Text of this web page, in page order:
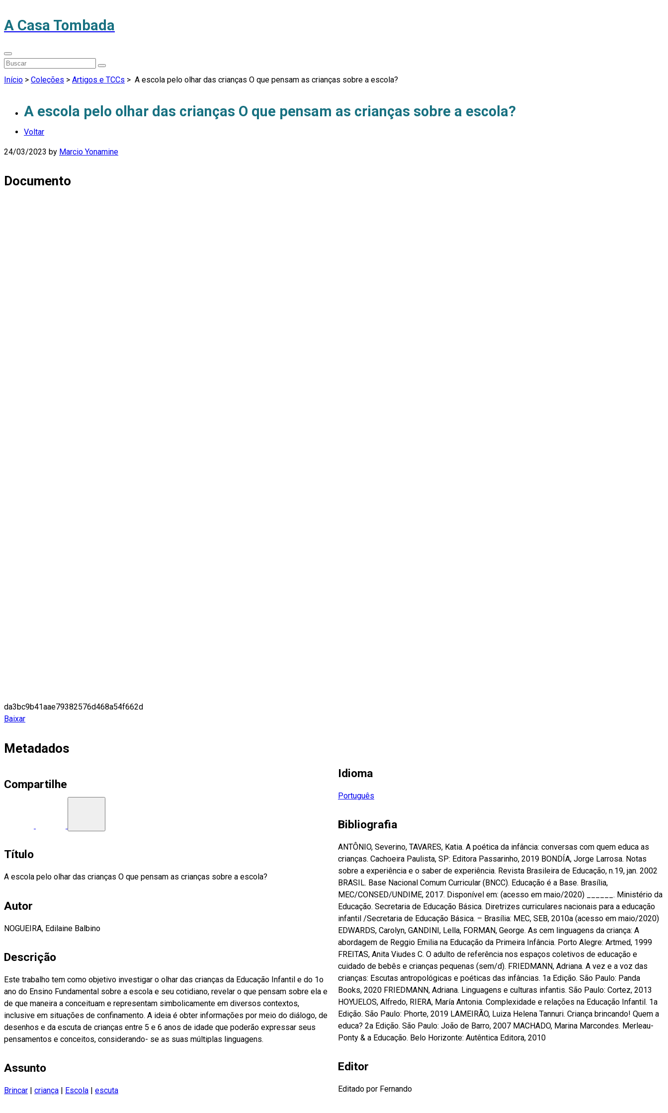
A Casa Tombada
Início > Coleções > Artigos e TCCs > A escola pelo olhar das crianças O que pensam as crianças sobre a escola?
A escola pelo olhar das crianças O que pensam as crianças sobre a escola?
Voltar
24/03/2023 by Marcio Yonamine
Documento
da3bc9b41aae79382576d468a54f662d
Baixar
Metadados
Compartilhe
Título
A escola pelo olhar das crianças O que pensam as crianças sobre a escola?
Autor
NOGUEIRA, Edilaine Balbino
Descrição
Este trabalho tem como objetivo investigar o olhar das crianças da Educação Infantil e do 1o
ano do Ensino Fundamental sobre a escola e seu cotidiano, revelar o que pensam sobre ela e
de que maneira a conceituam e representam simbolicamente em diversos contextos,
inclusive em situações de confinamento. A ideia é obter informações por meio do diálogo, de
desenhos e da escuta de crianças entre 5 e 6 anos de idade que poderão expressar seus
pensamentos e conceitos, considerando- se as suas múltiplas linguagens.
Assunto
Brincar | criança | Escola | escuta
Idioma
Português
Bibliografia
ANTÔNIO, Severino, TAVARES, Katia. A poética da infância: conversas com quem educa as
crianças. Cachoeira Paulista, SP: Editora Passarinho, 2019 BONDÍA, Jorge Larrosa. Notas
sobre a experiência e o saber de experiência. Revista Brasileira de Educação, n.19, jan. 2002
BRASIL. Base Nacional Comum Curricular (BNCC). Educação é a Base. Brasília,
MEC/CONSED/UNDIME, 2017. Disponível em: (acesso em maio/2020) ______. Ministério da
Educação. Secretaria de Educação Básica. Diretrizes curriculares nacionais para a educação
infantil /Secretaria de Educação Básica. – Brasília: MEC, SEB, 2010a (acesso em maio/2020)
EDWARDS, Carolyn, GANDINI, Lella, FORMAN, George. As cem linguagens da criança: A
abordagem de Reggio Emilia na Educação da Primeira Infância. Porto Alegre: Artmed, 1999
FREITAS, Anita Viudes C. O adulto de referência nos espaços coletivos de educação e
cuidado de bebês e crianças pequenas (sem/d). FRIEDMANN, Adriana. A vez e a voz das
crianças: Escutas antropológicas e poéticas das infâncias. 1a Edição. São Paulo: Panda
Books, 2020 FRIEDMANN, Adriana. Linguagens e culturas infantis. São Paulo: Cortez, 2013
HOYUELOS, Alfredo, RIERA, María Antonia. Complexidade e relações na Educação Infantil. 1a
Edição. São Paulo: Phorte, 2019 LAMEIRÃO, Luiza Helena Tannuri. Criança brincando! Quem a
educa? 2a Edição. São Paulo: João de Barro, 2007 MACHADO, Marina Marcondes. Merleau-
Ponty & a Educação. Belo Horizonte: Autêntica Editora, 2010
Editor
Editado por Fernando